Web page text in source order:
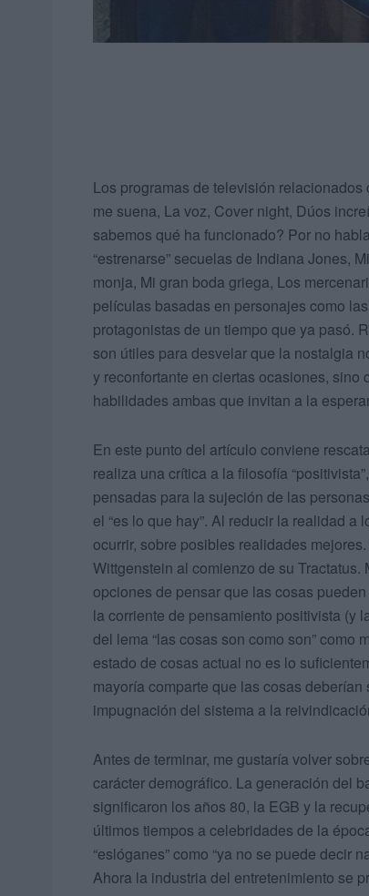
Los programas de televisión
me suena, La voz, Cover night, Dúos
sabemos qué ha funcionado? Por no
“estrenarse” secuelas de Indiana Jones,
monja, Mi gran boda griega, Los
películas basadas en personajes como
protagonistas de un tiempo que ya pasó.
son útiles para desvelar que la nostalgia
y reconfortante en ciertas ocasiones,
habilidades ambas que invitan a la
En este punto del artículo conviene
realiza una crítica a la filosofía
pensadas para la sujeción de las
el “es lo que hay”. Al reducir la realidad
ocurrir, sobre posibles realidades
Wittgenstein al comienzo de su
opciones de pensar que las cosas
la corriente de pensamiento positivista (y
del lema “las cosas son como son” como
estado de cosas actual no es lo
mayoría comparte que las cosas
impugnación del sistema a la
Antes de terminar, me gustaría volver
carácter demográfico. La generación del
significaron los años 80, la EGB y la
últimos tiempos a celebridades de la
“eslóganes” como “ya no se puede decir
Ahora la industria del entretenimiento se